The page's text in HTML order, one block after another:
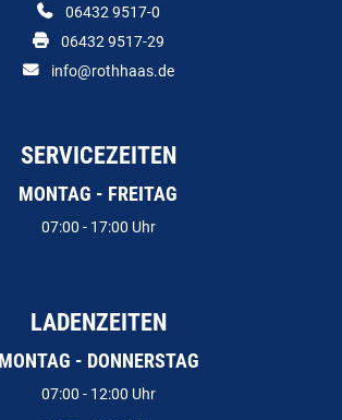
06432 9517-0
06432 9517-29
info@rothhaas.de
SERVICEZEITEN
MONTAG - FREITAG
07:00 - 17:00 Uhr
LADENZEITEN
MONTAG - DONNERSTAG
07:00 - 12:00 Uhr